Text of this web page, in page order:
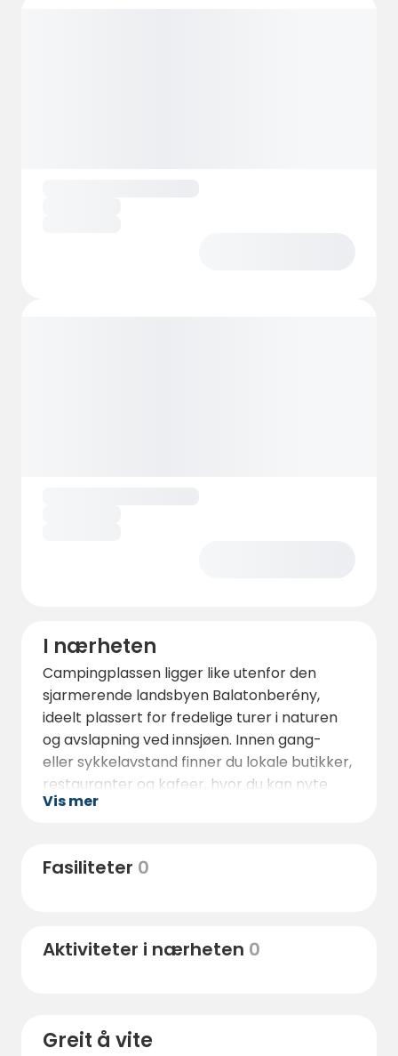
I nærheten
Campingplassen ligger like utenfor den
sjarmerende landsbyen Balatonberény,
ideelt plassert for fredelige turer i naturen
og avslapning ved innsjøen. Innen gang-
eller sykkelavstand finner du lokale butikker,
restauranter og kafeer, hvor du kan nyte
tradisjonell ungarsk mat eller smake på
Bare en kort kjøretur unna ligger den
helbredende vann og spafasiliteter. Den
promenade.
Vis mer
Fasiliteter 0
Aktiviteter i nærheten 0
Greit å vite